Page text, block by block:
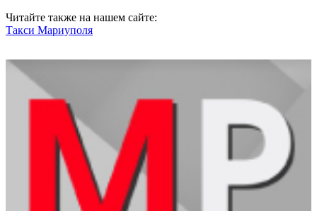
Читайте также на нашем сайте:
Такси Мариуполя